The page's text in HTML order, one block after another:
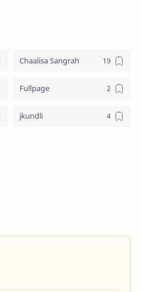
Chaalisa Sangrah
Fullpage
jkundli